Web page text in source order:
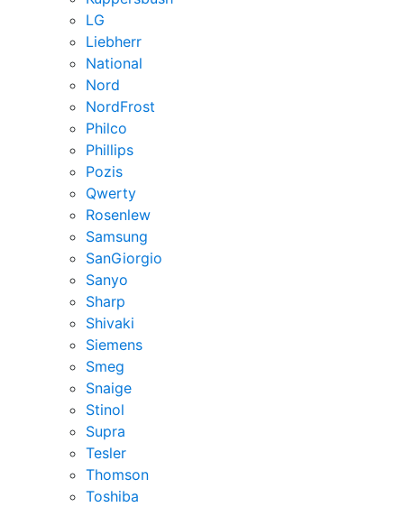
LG
Liebherr
National
Nord
NordFrost
Philco
Phillips
Pozis
Qwerty
Rosenlew
Samsung
SanGiorgio
Sanyo
Sharp
Shivaki
Siemens
Smeg
Snaige
Stinol
Supra
Tesler
Thomson
Toshiba